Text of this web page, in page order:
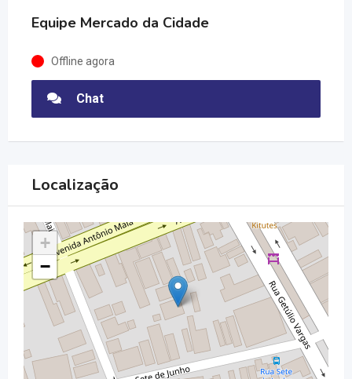
Equipe Mercado da Cidade
Offline agora
Chat
Localização
+
−